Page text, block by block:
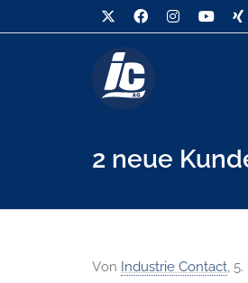
2 neue
Von Industrie Contact, 5.